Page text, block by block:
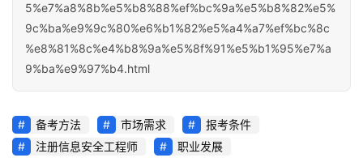
5%e7%a8%8b%e5%b8%88%ef%bc%9a%e5%b8%82%e5%
9c%ba%e9%9c%80%e6%b1%82%e5%a4%a7%ef%bc%8c
%e8%81%8c%e4%b8%9a%e5%8f%91%e5%b1%95%e7%a
9%ba%e9%97%b4.html
备考方法 市场需求
报考条件
注册信息安全工程师
职业发展